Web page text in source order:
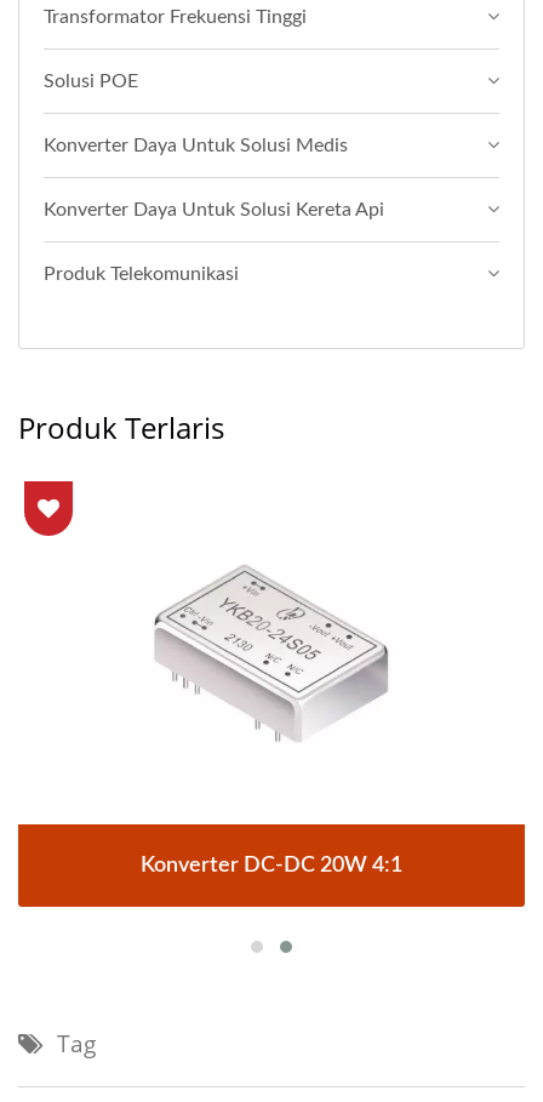
Transformator Frekuensi Tinggi
Solusi POE
Konverter Daya Untuk Solusi Medis
Konverter Daya Untuk Solusi Kereta Api
Produk Telekomunikasi
Produk Terlaris
Konverter DC-DC 20W 4:1
Tag